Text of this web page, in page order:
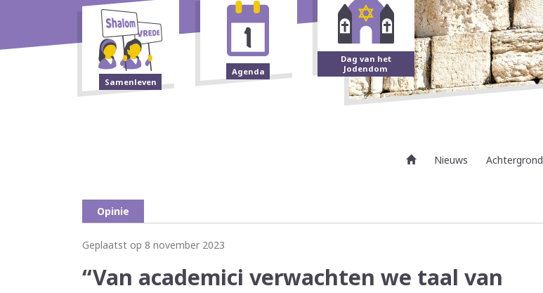
Samenleven
Agenda
Dag van het
Jodendom
Nieuws Achtergrond
Opinie
Geplaatst op 8 november 2023
“Van academici verwachten we taal van